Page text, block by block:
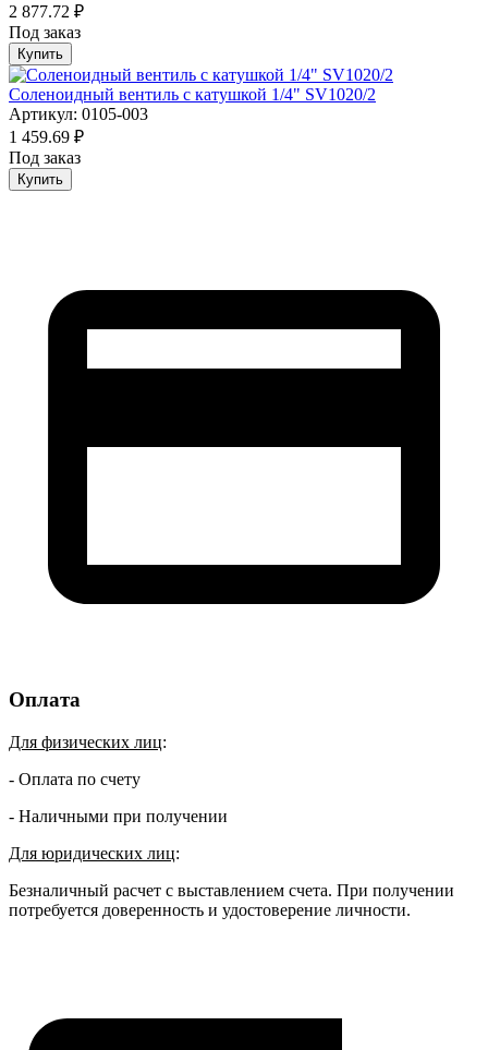
2 877.72 ₽
Под заказ
Купить
Соленоидный вентиль с катушкой 1/4" SV1020/2
Артикул: 0105-003
1 459.69 ₽
Под заказ
Купить
Оплата
Для физических лиц:
- Оплата по счету
- Наличными при получении
Для юридических лиц:
Безналичный расчет с выставлением счета. При получении
потребуется доверенность и удостоверение личности.